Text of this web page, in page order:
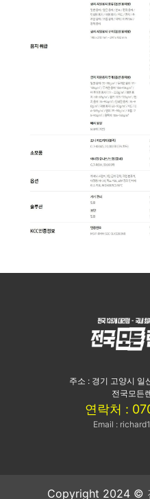
주소 : 경기 고양시
전국모든
연락처 :
Email :
Copyright 2024 ©